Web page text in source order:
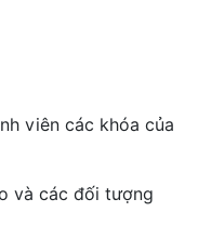
viên các khóa của
và các đối tượng